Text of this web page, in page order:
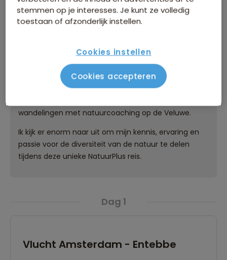
'Wildlife Conservation' aan de Universiteit Utrecht.
Daarnaast organiseer ik
natuurbeschermingscursussen voor studenten in
natuurbeschermingsgerichte reizen. Ik ben verder
directeur van het Apenheul Natuurbehoud Fonds,
waar ik me toewijd aan de bescherming van wilde
apen en hun leefgebied. Daarnaast geef ik ook
wandelingen met natuurcoaching op de Veluwe.
Ik kijk er enorm naar uit om mijn kennis, ervaring en
passie voor de diversiteit van de natuur te delen
tijdens deze unieke NatuurPlus reis.
Dag 1
Vlucht Amsterdam - Entebbe
stemmen op je interesses. Je kunt ze volledig
toestaan of afzonderlijk instellen.
Cookies instellen
Cookies accepteren